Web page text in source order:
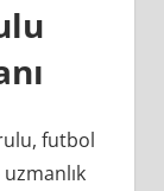
futbol